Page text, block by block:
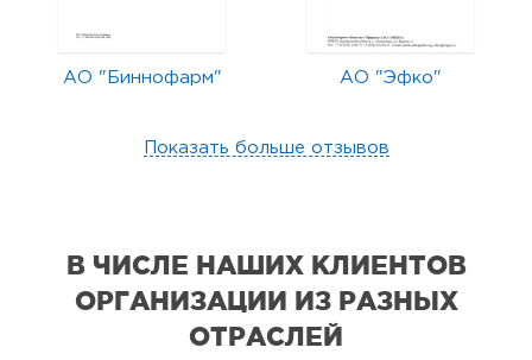
АО "Биннофарм" АО "Эфко"
Показать больше отзывов
В ЧИСЛЕ НАШИХ КЛИЕНТОВ
ОРГАНИЗАЦИИ ИЗ РАЗНЫХ
ОТРАСЛЕЙ